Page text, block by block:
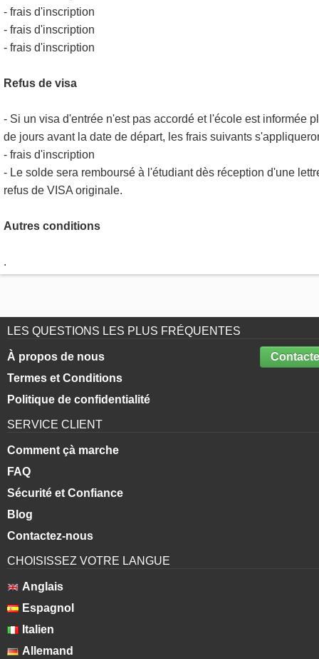
- frais d'inscription
- frais d'inscription
- frais d'inscription
Refus de visa
- Si un visa d'entrée n'est pas accordé et l'école est informée
de jours avant la date de départ, les frais suivants
- frais d'inscription
- Le solde sera remboursé à l'étudiant dès réception d'une
refus de VISA originale.
Autres conditions
.
LES QUESTIONS LES PLUS FRÉQUENTES
À propos de nous
Termes et Conditions
Politique de confidentialité
SERVICE CLIENT
Comment çà marche
FAQ
Sécurité et Confiance
Blog
Contactez-nous
CHOISISSEZ VOTRE LANGUE
Anglais
Espagnol
Italien
Allemand